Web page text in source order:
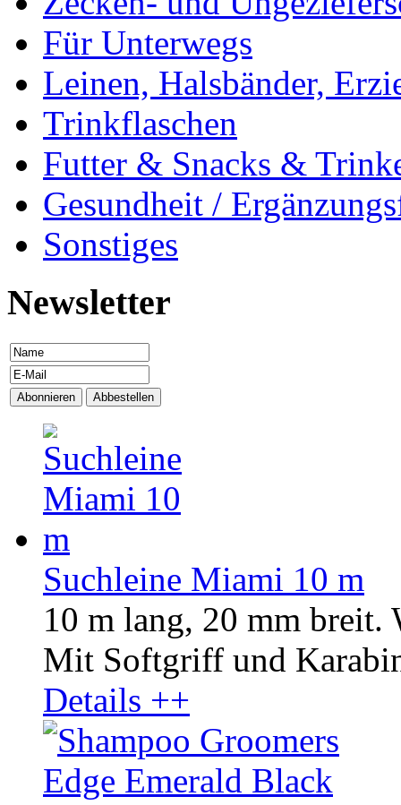
Für Unterwegs
Leinen, Halsbänder,
Trinkflaschen
Futter & Snacks &
Gesundheit /
Sonstiges
Newsletter
Suchleine Miami 10 m
10 m lang, 20 mm breit.
Mit Softgriff und
Details ++